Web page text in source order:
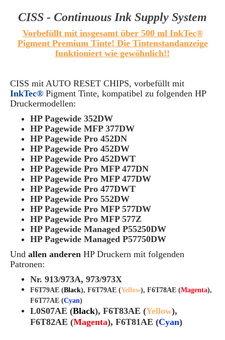
CISS - Continuous Ink Supply System
Vorbefüllt mit insgesamt über 500 ml InkTec®
Pigment Premium Tinte! Die Tintenstandanzeige
funktioniert wie gewöhnlich!!
CISS mit AUTO RESET CHIPS, vorbefüllt mit
InkTec® Pigment Tinte, kompatibel zu folgenden HP
Druckermodellen:
HP Pagewide 352DW
HP Pagewide MFP 377DW
HP Pagewide Pro 452DN
HP Pagewide Pro 452DW
HP Pagewide Pro 452DWT
HP Pagewide Pro MFP 477DN
HP Pagewide Pro MFP 477DW
HP Pagewide Pro 477DWT
HP Pagewide Pro 552DW
HP Pagewide Pro MFP 577DW
HP Pagewide Pro MFP 577Z
HP Pagewide Managed P55250DW
HP Pagewide Managed P57750DW
Und allen anderen HP Druckern mit folgenden
Patronen:
Nr. 913/973A, 973/973X
F6T79AE (Black), F6T79AE (Yellow), F6T78AE (Magenta),
F6T77AE (Cyan)
L0S07AE (Black), F6T83AE (Yellow),
F6T82AE (Magenta), F6T81AE (Cyan)